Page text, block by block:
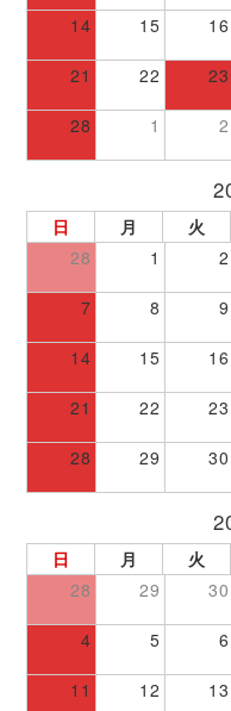
14 15 16
21 22 23
28 1 2
日 月 火
28
1 2
7 8 9
14 15 16
21 22 23
28 29 30
日 月 火
28
29 30
4 5 6
11 12 13